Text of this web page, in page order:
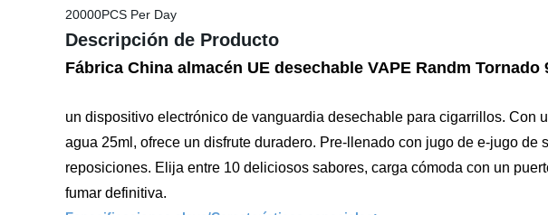
20000PCS Per Day
Descripción de Producto
Fábrica China almacén UE desechable VAPE Randm
un dispositivo electrónico de vanguardia desechable para cigarrillos.
agua 25ml, ofrece un disfrute duradero. Pre-llenado con jugo de e-jugo
reposiciones. Elija entre 10 deliciosos sabores, carga cómoda con un
fumar definitiva.